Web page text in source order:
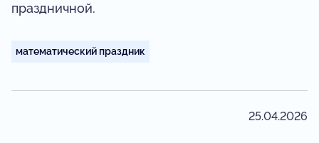
праздничной.
математический праздник
25.04.2026